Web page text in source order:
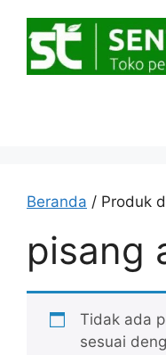
Beranda / Produk
pisang
Tidak ada
sesuai